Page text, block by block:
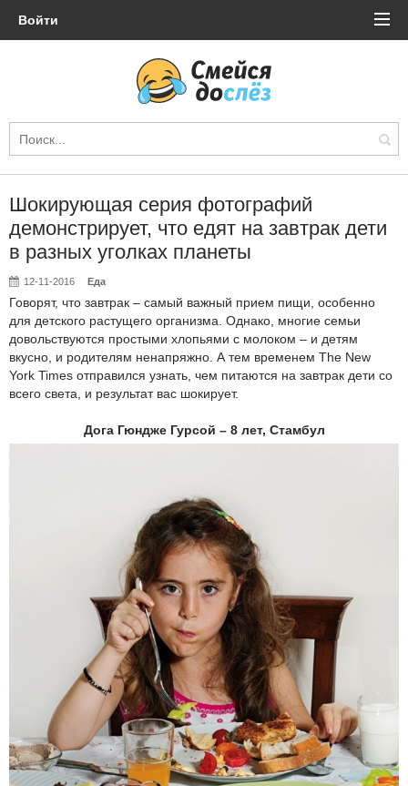
Войти
Шокирующая серия фотографий
демонстрирует, что едят на завтрак дети
в разных уголках планеты
12-11-2016 Еда
Говорят, что завтрак – самый важный прием пищи, особенно
для детского растущего организма. Однако, многие семьи
довольствуются простыми хлопьями с молоком – и детям
вкусно, и родителям ненапряжно. А тем временем The New
York Times отправился узнать, чем питаются на завтрак дети со
всего света, и результат вас шокирует.
Дога Гюндже Гурсой – 8 лет, Стамбул